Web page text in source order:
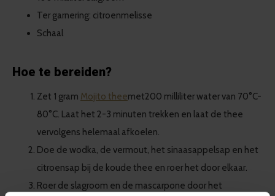
Ter garnering: citroenmelisse
Schaal
Hoe te bereiden?
Zet 1 gram Mojito theemet200 milliliter watervan 70°C-
80°C. Laat het 2-3 minuten trekken en laat de thee
vervolgens helemaal afkoelen.
Doe de wodka, de vermout, het sinaasappelsap en het
citroensap bij de koude thee en roer het door elkaar.
Roer de slagroom en de mascarpone door het